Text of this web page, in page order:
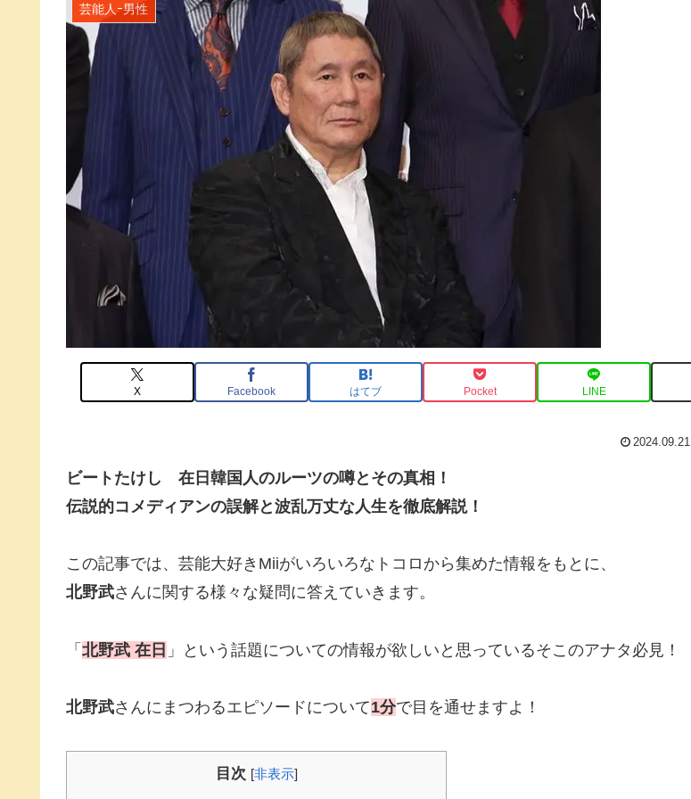
芸能人ｰ男性
X Facebook はてブ Pocket LINE
2024.09.21
ビートたけし 在日韓国人のルーツの噂とその真相！
伝説的コメディアンの誤解と波乱万丈な人生を徹底解説！
この記事では、芸能大好きMiiがいろいろなトコロから集めた情報をもとに、
北野武さんに関する様々な疑問に答えていきます。
「 北野武 在日 」という話題についての情報が欲しいと思っているそこのアナタ必見！
北野武さんにまつわるエピソードについて1分で目を通せますよ！
目次 [非表示]